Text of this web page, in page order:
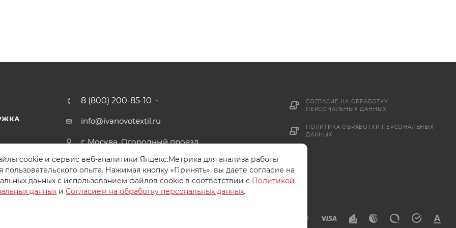
8 (800) 200-85-10
info@ivanovotextil.ru
г. Москва, Огородный проезд,
СОГЛАСИЕ НА ОБРАБОТКУ
ПЕРСОНАЛЬНЫХ ДАННЫХ
ПОЛИТИКА ОБРАБОТКИ ПЕРСОНАЛЬНЫХ
ДАННЫХ
cookie и сервис веб-аналитики Яндекс.Метрика для анализа работы
пользовательского опыта. Нажимая кнопку «Принять», вы даете согласие на
данных с использованием файлов cookie в соответствии с Политикой
данных и Согласием на обработку персональных данных.